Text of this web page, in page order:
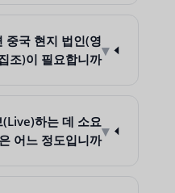
▾
중국 현지 법인(영
조)이 필요합니까?
▾
하는 데 소요
어느 정도입니까?